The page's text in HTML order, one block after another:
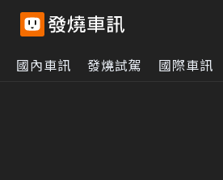
國內車訊 發燒試駕 國際車訊